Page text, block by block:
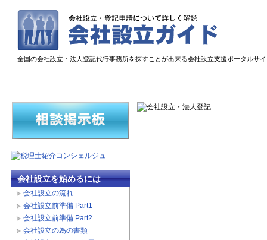
全国の会社設立・法人登記代行事務所を探すことが出来る会社設立支援ポータルサ
会社設立を始めるには
会社設立の流れ
会社設立前準備 Part1
会社設立前準備 Part2
会社設立の為の書類